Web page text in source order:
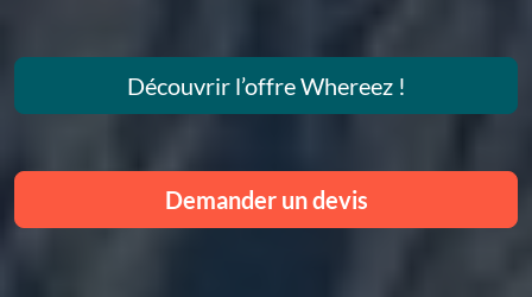
Découvrir l’offre Whereez !
Demander un devis